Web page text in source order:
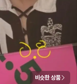
비슷한 상품